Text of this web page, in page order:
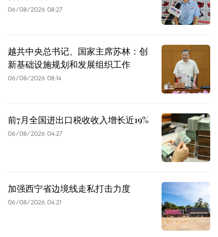
06/08/2026 08:27
越共中央总书记、国家主席苏林：创
新基础设施规划和发展组织工作
06/08/2026 08:14
前7月全国进出口税收收入增长近19%
06/08/2026 04:27
加强西宁省边境线走私打击力度
06/08/2026 04:21